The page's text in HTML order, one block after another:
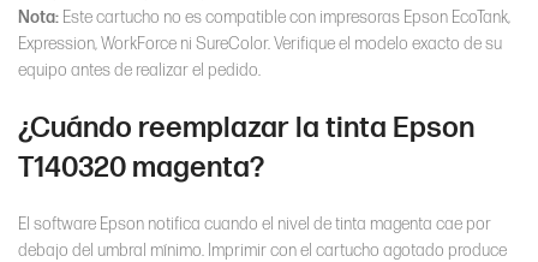
Nota: Este cartucho no es compatible con impresoras Epson EcoTank,
Expression, WorkForce ni SureColor. Verifique el modelo exacto de su
equipo antes de realizar el pedido.
¿Cuándo reemplazar la tinta Epson
T140320 magenta?
El software Epson notifica cuando el nivel de tinta magenta cae por
debajo del umbral mínimo. Imprimir con el cartucho agotado produce